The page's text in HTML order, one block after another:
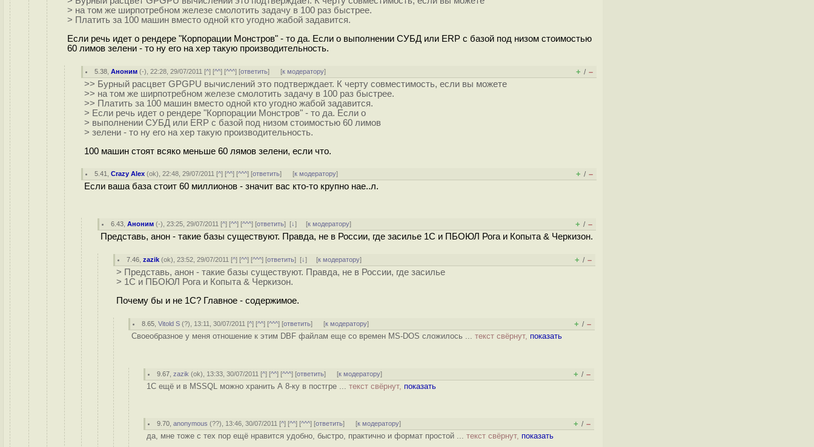
> на том же ширпотребном железе смолотить задачу в 100 раз быстрее.
> Платить за 100 машин вместо одной кто угодно жабой задавится.
Если речь идет о рендере "Корпорации Монстров" - то да. Если о выполнении СУБД или ERP с базой под низом стоимостью
60 лимов зелени - то ну его на хер такую производительность.
5.38 ,Аноним (-), 22:28, 29/07/2011 [^] [^^] [^^^] [ответить] [к модератору] + / –
>> Бурный расцвет GPGPU вычислений это подтверждает. К черту совместимость, если вы можете
>> на том же ширпотребном железе смолотить задачу в 100 раз быстрее.
>> Платить за 100 машин вместо одной кто угодно жабой задавится.
> Если речь идет о рендере "Корпорации Монстров" - то да. Если о
> выполнении СУБД или ERP с базой под низом стоимостью 60 лимов
> зелени - то ну его на хер такую производительность.
100 машин стоят всяко меньше 60 лямов зелени, если что.
5.41 ,Crazy Alex (ok), 22:48, 29/07/2011 [^] [^^] [^^^] [ответить] [к модератору] + / –
Если ваша база стоит 60 миллионов - значит вас кто-то крупно нае..л.
6.43 ,Аноним (-), 23:25, 29/07/2011 [^] [^^] [^^^] [ответить][↓] [к модератору] + / –
Представь, анон - такие базы существуют. Правда, не в России, где засилье 1С и ПБОЮЛ Рога и Копыта & Черкизон.
7.46 ,zazik (ok), 23:52, 29/07/2011 [^] [^^] [^^^] [ответить][↓] [к модератору] + / –
> Представь, анон - такие базы существуют. Правда, не в России, где засилье
> 1С и ПБОЮЛ Рога и Копыта & Черкизон.
Почему бы и не 1С? Главное - содержимое.
8.65 ,Vitold S (?), 13:11, 30/07/2011 [^] [^^] [^^^] [ответить] [к модератору] + / –
Своеобразное у меня отношение к этим DBF файлам еще со времен MS-DOS сложилось ... текст свёрнут, показать
9.67 ,zazik (ok), 13:33, 30/07/2011 [^] [^^] [^^^] [ответить] [к модератору] + / –
1С ещё и в MSSQL можно хранить А 8-ку в постгре ... текст свёрнут, показать
9.70 ,anonymous (??), 13:46, 30/07/2011 [^] [^^] [^^^] [ответить] [к модератору] + / –
да, мне тоже с тех пор ещё нравится удобно, быстро, практично и формат простой ... текст свёрнут, показать